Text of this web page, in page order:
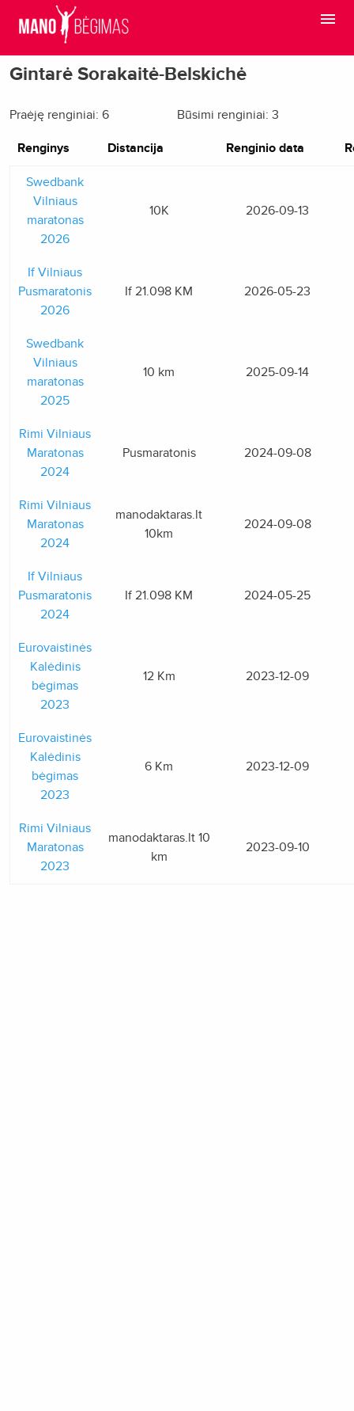
Gintarė Sorakaitė-Belskichė
Praėję renginiai: 6 Būsimi renginiai: 3
Renginys Distancija Renginio data
Swedbank
Vilniaus
maratonas
2026
10K 2026-09-13
If Vilniaus
Pusmaratonis
2026
If 21.098 KM 2026-05-23
Swedbank
Vilniaus
maratonas
2025
10 km 2025-09-14
Rimi Vilniaus
Maratonas
2024
Pusmaratonis 2024-09-08
Rimi Vilniaus
Maratonas
2024
manodaktaras.lt
10km
2024-09-08
If Vilniaus
Pusmaratonis
2024
If 21.098 KM 2024-05-25
Eurovaistinės
Kalėdinis
bėgimas
2023
12 Km 2023-12-09
Eurovaistinės
Kalėdinis
bėgimas
2023
6 Km 2023-12-09
Rimi Vilniaus
Maratonas
2023
manodaktaras.lt 10
km
2023-09-10